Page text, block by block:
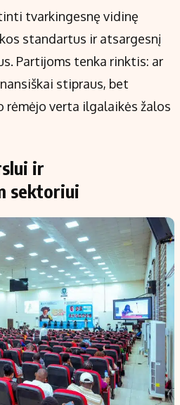
tvarkingesnę vidinę
standartus ir atsargesnį
Partijoms tenka rinktis: ar
stipraus, bet
rėmėjo verta ilgalaikės žalos
ir
sektoriui